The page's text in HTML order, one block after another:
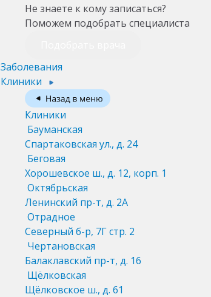
Не знаете к кому записаться?
Поможем подобрать специалиста
Заболевания
Клиники
Клиники
Бауманская
Спартаковская ул., д. 24
Беговая
Хорошевское ш., д. 12, корп. 1
Октябрьская
Ленинский пр-т, д. 2А
Отрадное
Северный б-р, 7Г стр. 2
Чертановская
Балаклавский пр-т, д. 16
Щёлковская
Щёлковское ш., д. 61